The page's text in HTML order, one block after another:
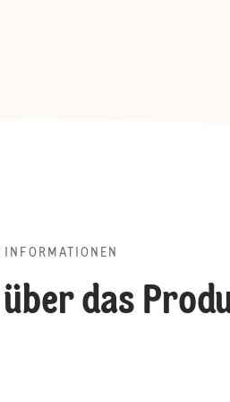
INFORMATIONEN
das